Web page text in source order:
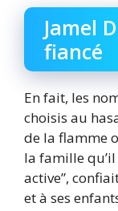
Jamel
fiancé
En fait, les
choisis au
de la flamme
la famille qu’il
active”,
et à ses